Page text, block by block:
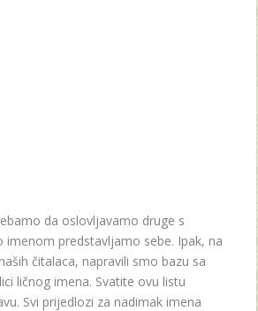
da oslovljavamo druge s
predstavljamo sebe. Ipak, na
čitalaca, napravili smo bazu sa
ličnog imena. Svatite ovu listu
Svi prijedlozi za nadimak imena